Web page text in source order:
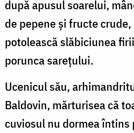
după apusul soarelui,
de pepene și fructe crude,
potolească slăbiciunea
porunca sarețului.
Ucenicul său,
Baldovin, mărturisea că
cuviosul nu dormea întins